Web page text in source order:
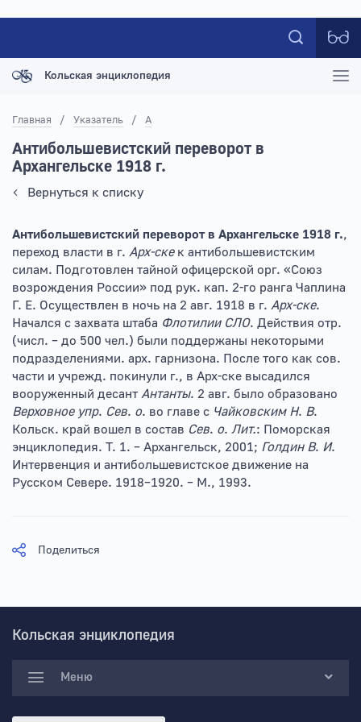
Кольская энциклопедия
Главная / Указатель / А
Антибольшевистский переворот в
Архангельске 1918 г.
Вернуться к списку
Антибольшевистский переворот в Архангельске 1918 г.,
переход власти в г. Арх-ске к антибольшевистским
силам. Подготовлен тайной офицерской орг. «Союз
возрождения России» под рук. кап. 2-го ранга Чаплина
Г. Е. Осуществлен в ночь на 2 авг. 1918 в г. Арх-ске.
Начался с захвата штаба Флотилии СЛО. Действия отр.
(числ. – до 500 чел.) были поддержаны некоторыми
подразделениями. арх. гарнизона. После того как сов.
части и учрежд. покинули г., в Арх-ске высадился
вооруженный десант Антанты. 2 авг. было образовано
Верховное упр. Сев. о. во главе с Чайковским Н. В.
Кольск. край вошел в состав Сев. о. Лит.: Поморская
энциклопедия. Т. 1. – Архангельск, 2001; Голдин В. И.
Интервенция и антибольшевистское движение на
Русском Севере. 1918–1920. – М., 1993.
Поделиться
Кольская энциклопедия
Меню